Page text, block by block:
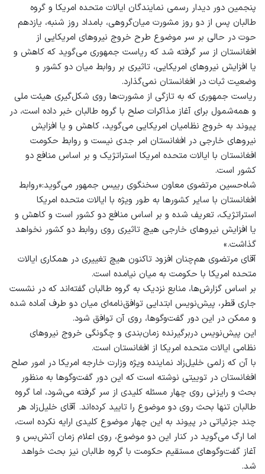
پنجمین دور دیدار رسمی ‌نمایندگان ایالات متحده امریکا و گروه
طالبان پس از دو روز مشورت میان‌گروهی، بامداد روز شنبه، یازدهم
حوت در حالی بر سر موضوع طرح خروج نیروهای امریکایی از
افغانستان از سر گرفته شد که ریاست جمهوری می‌گوید که کاهش و
یا افزایش نیروهای امریکایی، تاثیری بر روابط میان دو کشور و
وضعیت ثبات در افغانستان نمی‌گذارد.
ریاست جمهوری که به تاز‌گی از مشورت‌ها روی شکل‌گیری هیئت ملی
و همه‌شمول برای آغاز مذاکرات صلح با گروه طالبان خبر داده است، در
پیوند به خروج نظامیان امریکایی می‌گوید، کاهش و یا افزایش
نیروهای خارجی در افغانستان امر جدی نیست و روابط حکومت
افغانستان با ایالات متحده امریکا استراتژیک و بر اساس منافع دو
کشور است.
شاه‌حسین مرتضوی معاون سخنگوی رییس جمهور می‌گوید:«روابط
افغانستان با سایر کشورها به طور ویژه با ایالات متحده امریکا
استراتژیک، ‌تعریف شده و بر اساس منافع دو کشور است و کاهش و
یا افزایش نیروهای خارجی هیچ تاثیری روی روابط دو کشور نخواهد
گذاشت.»
آقای مرتضوی هم‌چنان افزود تاکنون هیچ تغییری در همکاری ایالات
متحده امریکا با حکومت به میان نیامده است.
بر اساس گزارش‌ها،‌ منابع نزدیک به گروه طالبان گفته‌اند که در نشست
جاری قطر، پیش‌نویس ابتدایی توافق‌‌نامه‌ای میان دو طرف آماده شده
و ممکن در این دور گفت‌وگوها، روی آن توافق شود.
این پیش‌نویس دربر‌گیرنده‌ زمان‌بندی و چگونگی خروج نیروهای
نظامی ایالات متحده امریکا از افغانستان است.
با آن که زلمی خلیل‌زاد نماینده ویژه وزارت خارجه امریکا در امور صلح
افغانستان در توییتی نوشته است که این دور گفت‌وگوها به منظور
‌بحث و رایزنی روی چهار مسئله کلیدی از سر گرفته می‌شود،‌ اما گروه
طالبان تنها بحث روی دو موضوع را تایید کرده‌اند. آقای خلیل‌زاد هر
چند جزئیاتی در پیوند به این چهار موضوع کلیدی ارایه نکرده است،‌
اما ارگ می‌گوید در کنار این دو موضوع، روی اعلام زمان آتش‌بس و
آغاز گفت‌وگوهای مستقیم حکومت با گروه طالبان نیز بحث خواهد
شد.